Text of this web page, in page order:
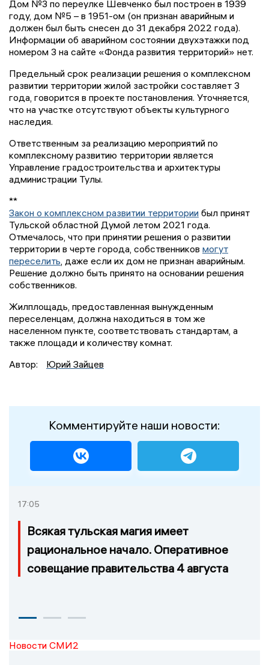
Дом №3 по переулке Шевченко был построен в 1939
году, дом №5 – в 1951-ом (он признан аварийным и
должен был быть снесен до 31 декабря 2022 года).
Информации об аварийном состоянии двухэтажки под
номером 3 на сайте «Фонда развития территорий» нет.
Предельный срок реализации решения о комплексном
развитии территории жилой застройки составляет 3
года, говорится в проекте постановления. Уточняется,
что на участке отсутствуют объекты культурного
наследия.
Ответственным за реализацию мероприятий по
комплексному развитию территории является
Управление градостроительства и архитектуры
администрации Тулы.
**
Закон о комплексном развитии территории был принят
Тульской областной Думой летом 2021 года.
Отмечалось, что при принятии решения о развитии
территории в черте города, собственников могут
переселить, даже если их дом не признан аварийным.
Решение должно быть принято на основании решения
собственников.
Жилплощадь, предоставленная вынужденным
переселенцам, должна находиться в том же
населенном пункте, соответствовать стандартам, а
также площади и количеству комнат.
Автор:
Юрий Зайцев
Комментируйте наши новости:
17:05
Всякая тульская магия имеет
рациональное начало. Оперативное
совещание правительства 4 августа
Новости СМИ2